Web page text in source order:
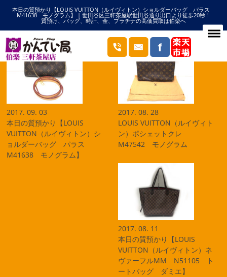
本日の質預かり【LOUIS VUITTON（ルイヴィトン）ショルダーバッグ パラス
M41638 モノグラム】 | 世田谷区三軒茶屋駅世田谷通り出口より徒歩20秒！
質預け、バッグ、時計、金、プラチナの高価買取は伯楽へ
HOME ヴィトンの記事一覧
ブログ
2017. 09. 03
本日の質預かり【LOUIS
VUITTON（ルイヴィトン）シ
ョルダーバッグ パラス
M41638 モノグラム】
2017. 08. 28
LOUIS VUITTON（ルイヴィト
ン）ポシェットクレ
M47542 モノグラム
2017. 08. 11
本日の質預かり【LOUIS
VUITTON（ルイヴィトン）ネ
ヴァーフルMM N51105 ト
ートバッグ ダミエ】